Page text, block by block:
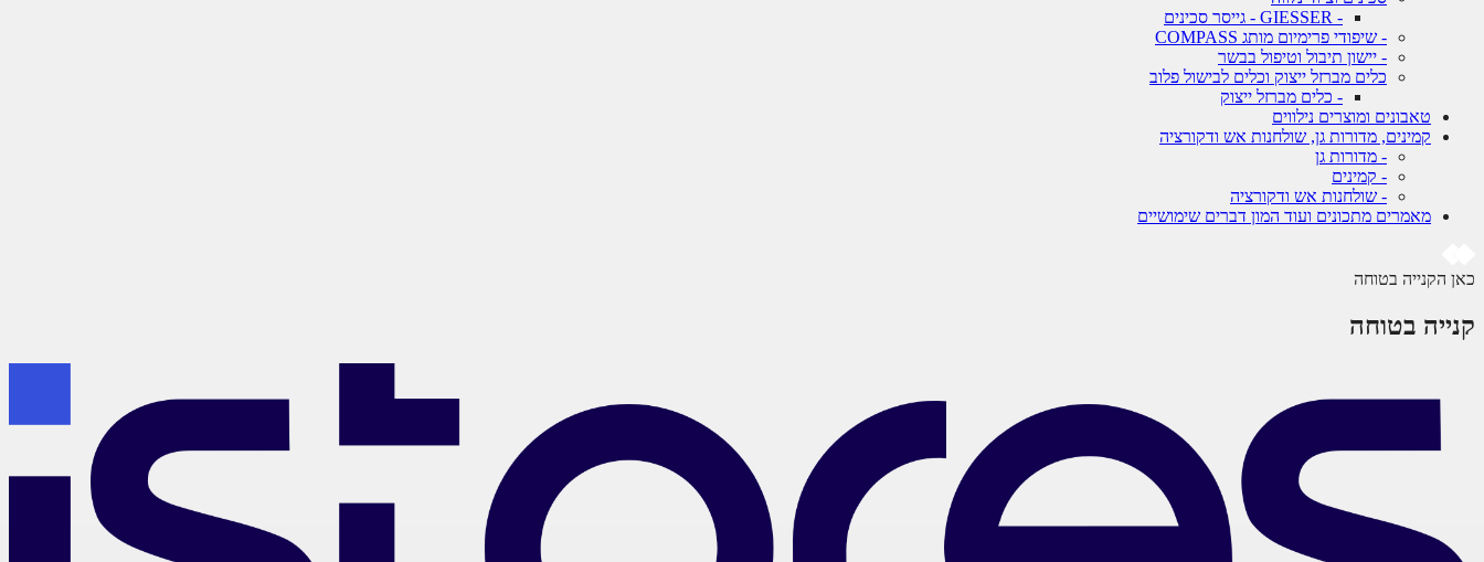
- GIESSER - גייסר סכינים
- שיפודי פרימיום מותג COMPASS
- יישון תיבול וטיפול בבשר
כלים מברזל ייצוק וכלים לבישול פלוב
- כלים מברזל ייצוק
טאבונים ומוצרים נילווים
קמינים, מדורות גן, שולחנות אש ודקורציה
- מדורות גן
- קמינים
- שולחנות אש ודקורציה
מאמרים מתכונים ועוד המון דברים שימושיים
כאן הקנייה בטוחה
קנייה בטוחה